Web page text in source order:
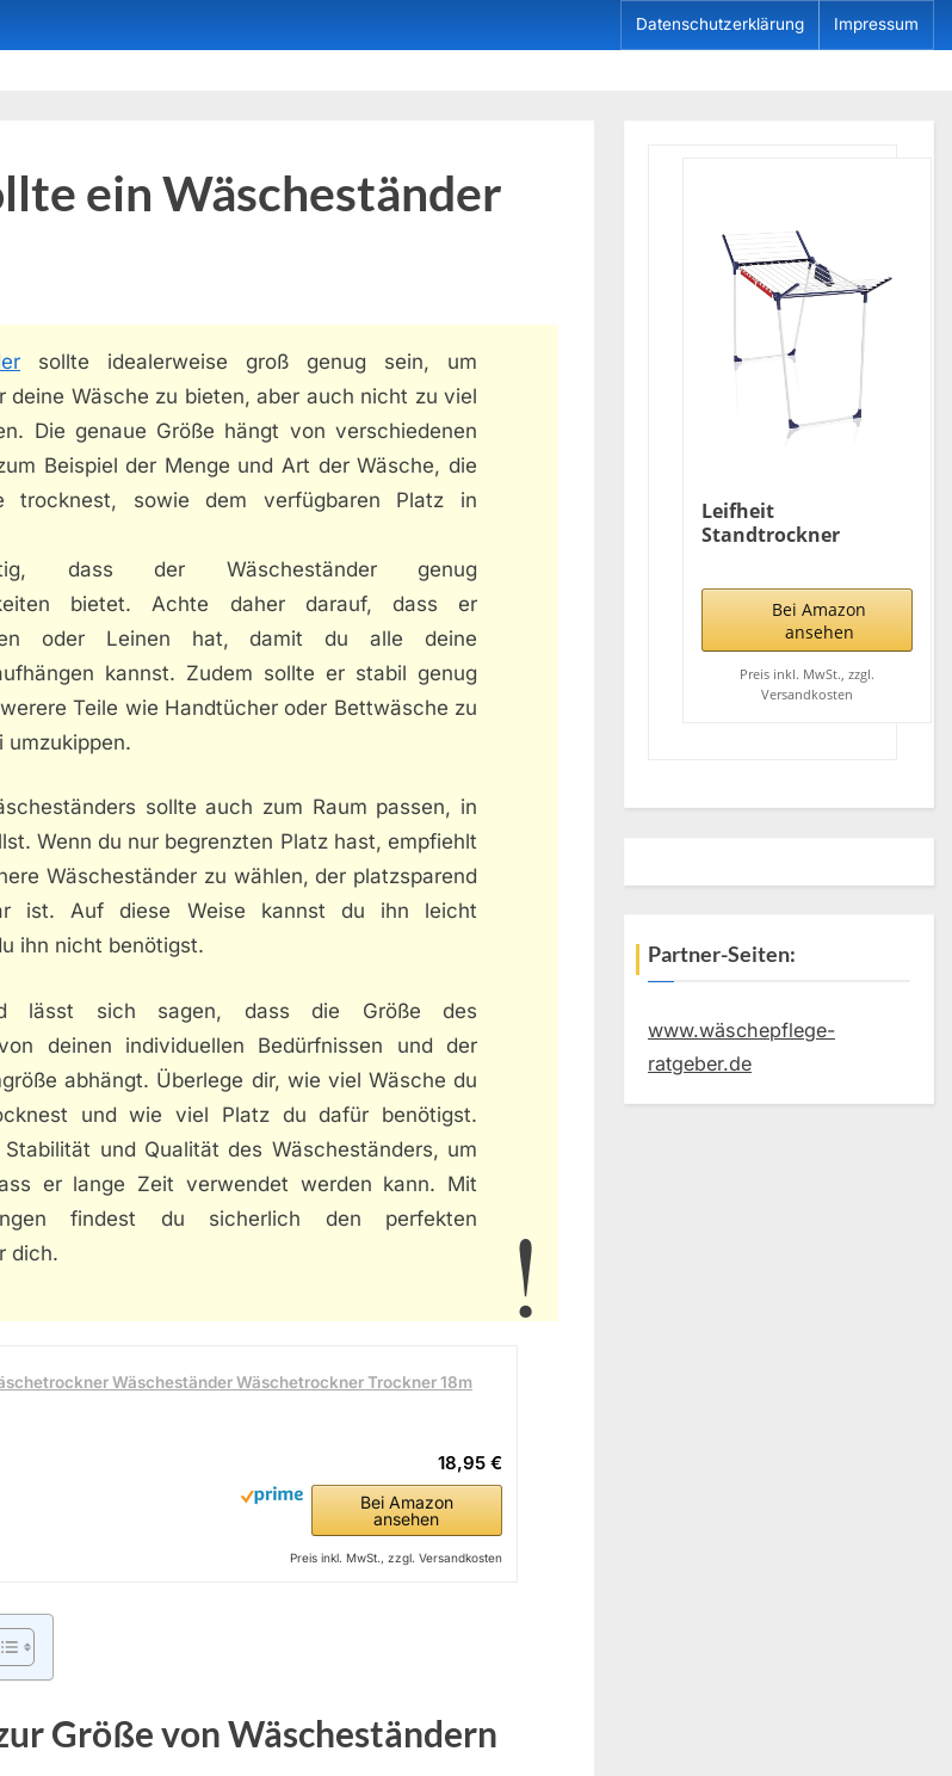
Datenschutzerklärung Impressum
ein Wäscheständer
sollte idealerweise groß genug sein, um
deine Wäsche zu bieten, aber auch nicht zu viel
Die genaue Größe hängt von verschiedenen
Beispiel der Menge und Art der Wäsche, die
trocknest, sowie dem verfügbaren Platz in
dass der Wäscheständer genug
bietet. Achte daher darauf, dass er
oder Leinen hat, damit du alle deine
kannst. Zudem sollte er stabil genug
Teile wie Handtücher oder Bettwäsche zu
umzukippen.
sollte auch zum Raum passen, in
Wenn du nur begrenzten Platz hast, empfiehlt
Wäscheständer zu wählen, der platzsparend
ist. Auf diese Weise kannst du ihn leicht
ihn nicht benötigst.
lässt sich sagen, dass die Größe des
deinen individuellen Bedürfnissen und der
abhängt. Überlege dir, wie viel Wäsche du
und wie viel Platz du dafür benötigst.
und Qualität des Wäscheständers, um
er lange Zeit verwendet werden kann. Mit
findest du sicherlich den perfekten
dich.
Wäscheständer Wäschetrockner Trockner 18m
18,95 €
Bei Amazon
ansehen
Preis inkl. MwSt., zzgl. Versandkosten
Größe von Wäscheständern
Leifheit
Standtrockner
mit stabilem Stand,
Wäscheständer für
lange Wäsche,
Flügelwäschetrockner
für platzsparende
Aufbewahrung
Bei Amazon
ansehen
Preis inkl. MwSt., zzgl.
Versandkosten
Partner-Seiten:
www.wäschepflege-
ratgeber.de